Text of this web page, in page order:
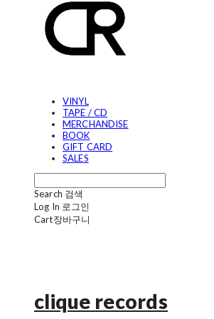
VINYL
TAPE / CD
MERCHANDISE
BOOK
GIFT CARD
SALES
Search 검색
Log In 로그인
Cart장바구니
clique records